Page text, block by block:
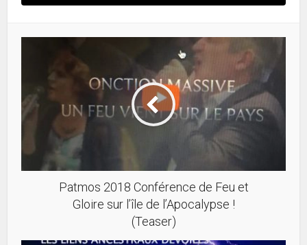
Patmos 2018 Conférence de Feu et
Gloire sur l’île de l’Apocalypse !
(Teaser)